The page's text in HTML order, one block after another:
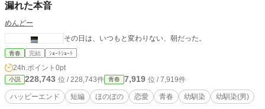
漏れた本音
めんどー
その日は、いつもと変わりない、朝だった。
青春 完結 ｼｮｰﾄｼｮｰﾄ
24h.ポイント 0pt
小説 228,743 位 / 228,743件 青春 7,919 位 / 7,919件
ハッピーエンド 短編 ほのぼの 恋愛 青春 幼馴染 幼馴染(男)